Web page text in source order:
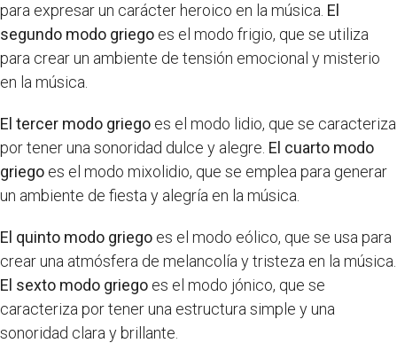
para expresar un carácter heroico en la música. El
segundo modo griego es el modo frigio, que se utiliza
para crear un ambiente de tensión emocional y misterio
en la música.
El tercer modo griego es el modo lidio, que se caracteriza
por tener una sonoridad dulce y alegre. El cuarto modo
griego es el modo mixolidio, que se emplea para generar
un ambiente de fiesta y alegría en la música.
El quinto modo griego es el modo eólico, que se usa para
crear una atmósfera de melancolía y tristeza en la música.
El sexto modo griego es el modo jónico, que se
caracteriza por tener una estructura simple y una
sonoridad clara y brillante.